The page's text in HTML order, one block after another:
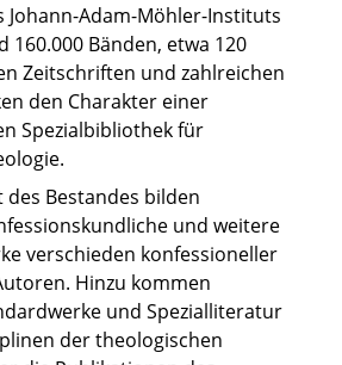
Johann-Adam-Möhler-Instituts
Bänden, etwa 120
Zeitschriften und zahlreichen
den Charakter einer
Spezialbibliothek für
des Bestandes bilden
und weitere
verschieden konfessioneller
Hinzu kommen
und Spezialliteratur
der theologischen